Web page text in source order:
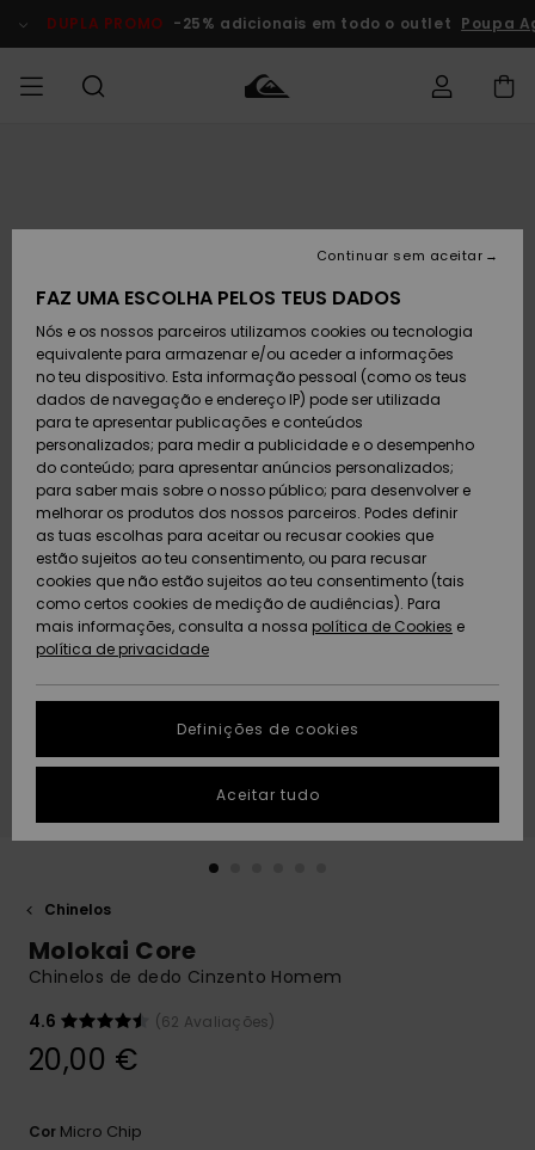
do
DUPLA PROMO -25% adicionais em todo o outlet Poupa
Calçado e
chinelos
Surfe/água
Snow
Artigos
recém-
chegados
Coleções
MENINO
Calçado e
chinelos
Surfe/água
Neve
Artigos
recém-
chegados
Highlights
MULHER
chegados
Highlights
Snow
SURF
Crianças
Highlights
Community
SNOW
Artigos
Criança
Snow Shop
Feminino
Highlights
Community
DUPLA
PROMO
Criança
Outlet
Mulher
AJUDA
Devoluções
Pagamento
Cartão
presente
Quiksilver
Freedom
Protecção de
dados
Guia de
tamanhos
conversa para
obteres a
resposta mais
rápida à tua
respostas
para as
SUSTAINABILITY
PRESENTE
DESEJO
Chinelos
Molokai Core
Chinelos de dedo Cinzento Homem
4.6
(62 Avaliações)
20,00 €
Cor Micro Chip
FAZ UMA ESCOLHA PELOS TEUS DADOS
Nós e os nossos parceiros utilizamos cookies ou tecnologia
equivalente para armazenar e/ou aceder a informações
no teu dispositivo. Esta informação pessoal (como os teus
dados de navegação e endereço IP) pode ser utilizada
para te apresentar publicações e conteúdos
personalizados; para medir a publicidade e o desempenho
do conteúdo; para apresentar anúncios personalizados;
para saber mais sobre o nosso público; para desenvolver e
melhorar os produtos dos nossos parceiros. Podes definir
as tuas escolhas para aceitar ou recusar cookies que
estão sujeitos ao teu consentimento, ou para recusar
cookies que não estão sujeitos ao teu consentimento (tais
como certos cookies de medição de audiências). Para
mais informações, consulta a nossa política de Cookies e
política de privacidade
Definições de cookies
Continuar sem aceitar
Aceitar tudo